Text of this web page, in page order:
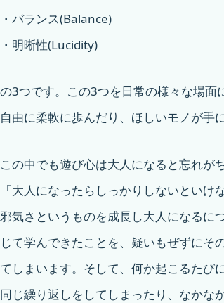
・バランス(Balance)
・明晰性(Lucidity)
の3つです。この3つを日常の様々な場
自由に柔軟に歩んだり、ほしいモノが手
この中でも遊び心は大人になると忘れが
「大人になったらしっかりしないとい
邪気さというものを成長し大人になるに
じて学んできたことを、疑いもぜずにそ
てしまいます。そして、何か起こるたび
同じ繰り返しをしてしまったり、なかな